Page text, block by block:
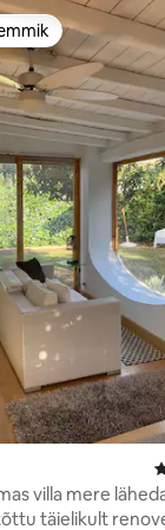
117 hinnangut
villa mere
täielikult